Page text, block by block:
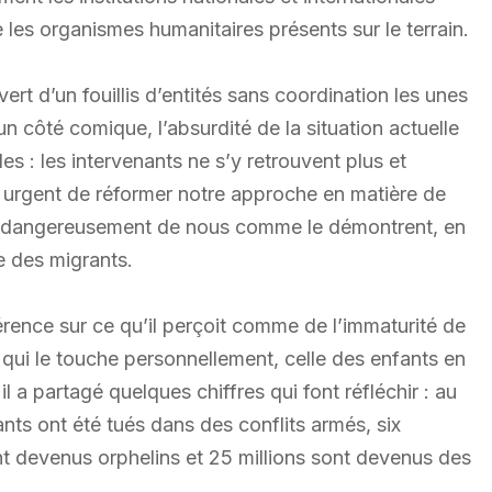
organismes humanitaires présents sur le terrain.
d’un fouillis d’entités sans coordination les unes
côté comique, l’absurdité de la situation actuelle
: les intervenants ne s’y retrouvent plus et
de réformer notre approche en matière de
de nous comme le démontrent, en
des migrants.
sur ce qu’il perçoit comme de l’immaturité de
le touche personnellement, celle des enfants en
a partagé quelques chiffres qui font réfléchir : au
ont été tués dans des conflits armés, six
devenus orphelins et 25 millions sont devenus des